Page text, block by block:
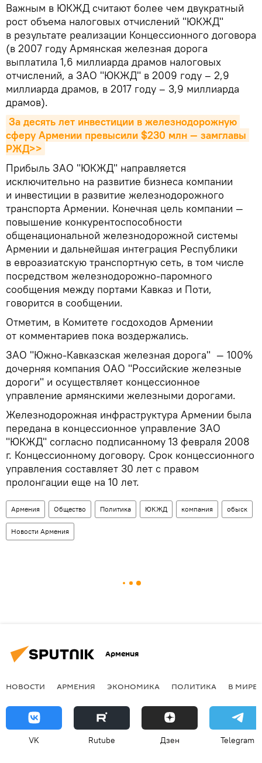
Важным в ЮКЖД считают более чем двукратный
рост объема налоговых отчислений "ЮКЖД"
в результате реализации Концессионного договора
(в 2007 году Армянская железная дорога
выплатила 1,6 миллиарда драмов налоговых
отчислений, а ЗАО "ЮКЖД" в 2009 году – 2,9
миллиарда драмов, в 2017 году – 3,9 миллиарда
драмов).
За десять лет инвестиции в железнодорожную
сферу Армении превысили $230 млн — замглавы
РЖД>>
Прибыль ЗАО "ЮКЖД" направляется
исключительно на развитие бизнеса компании
и инвестиции в развитие железнодорожного
транспорта Армении. Конечная цель компании —
повышение конкурентоспособности
общенациональной железнодорожной системы
Армении и дальнейшая интеграция Республики
в евроазиатскую транспортную сеть, в том числе
посредством железнодорожно-паромного
сообщения между портами Кавказ и Поти,
говорится в сообщении.
Отметим, в Комитете госдоходов Армении
от комментариев пока воздержались.
ЗАО "Южно-Кавказская железная дорога" — 100%
дочерняя компания ОАО "Российские железные
дороги" и осуществляет концессионное
управление армянскими железными дорогами.
Железнодорожная инфраструктура Армении была
передана в концессионное управление ЗАО
"ЮКЖД" согласно подписанному 13 февраля 2008
г. Концессионному договору. Срок концессионного
управления составляет 30 лет с правом
пролонгации еще на 10 лет.
Армения Общество Политика ЮКЖД компания обыск
Новости Армения
Армения
НОВОСТИ АРМЕНИЯ ЭКОНОМИКА ПОЛИТИКА В МИРЕ
VK Rutube Дзен Telegram